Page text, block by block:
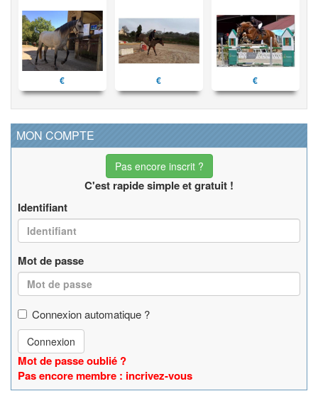
€ € €
MON COMPTE
Pas encore inscrit ?
C'est rapide simple et gratuit !
Identifiant
Mot de passe
Connexion automatique ?
Connexion
Mot de passe oublié ?
Pas encore membre : incrivez-vous